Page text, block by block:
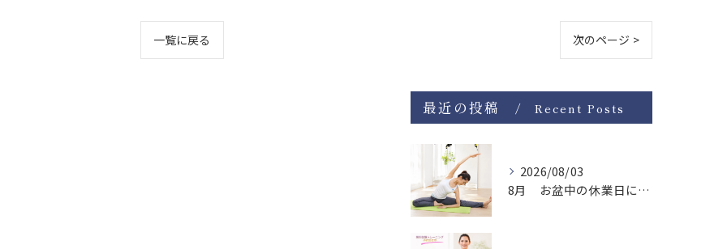
一覧に戻る 次のページ >
最近の投稿 Recent Posts
2026/08/03
8月 お盆中の休業日について